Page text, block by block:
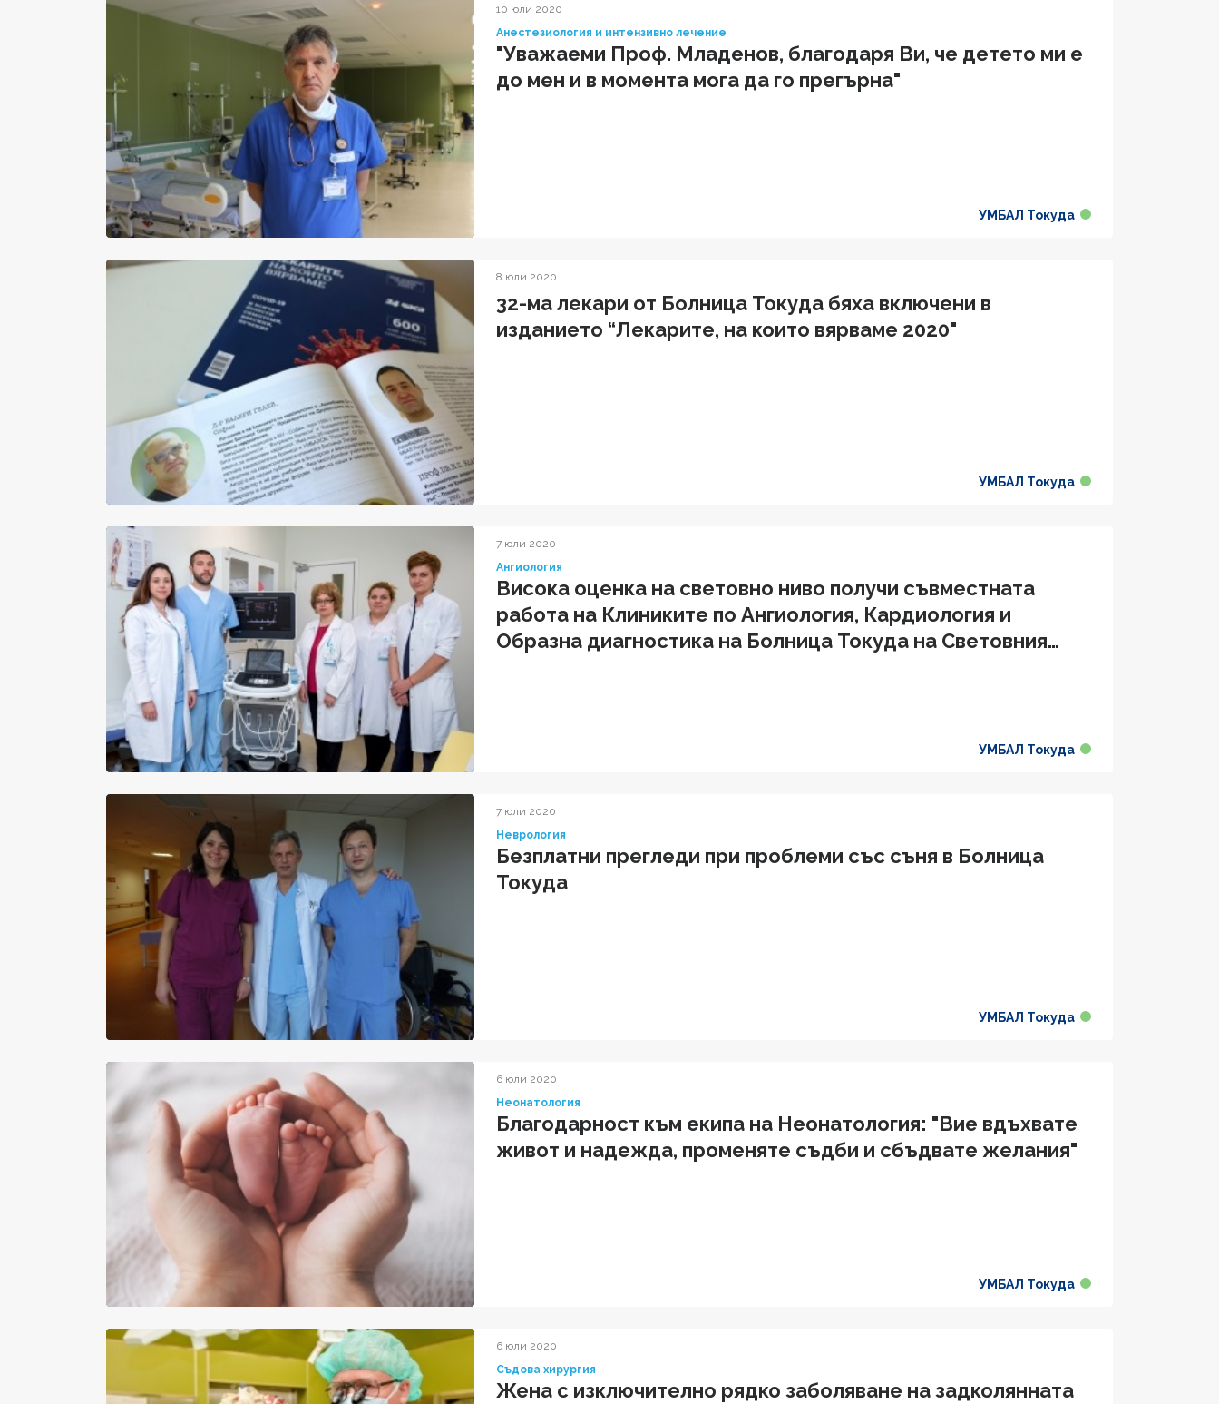
10 юли 2020
Анестезиология и интензивно лечение
"Уважаеми Проф. Младенов, благодаря Ви, че детето ми е
до мен и в момента мога да го прегърна"
УМБАЛ Токуда
8 юли 2020
32-ма лекари от Болница Токуда бяха включени в
изданието “Лекарите, на които вярваме 2020"
УМБАЛ Токуда
7 юли 2020
Ангиология
Висока оценка на световно ниво получи съвместната
работа на Клиниките по Ангиология, Кардиология и
Образна диагностика на Болница Токуда на Световния
УМБАЛ Токуда
7 юли 2020
Неврология
Безплатни прегледи при проблеми със съня в Болница
Токуда
УМБАЛ Токуда
6 юли 2020
Неонатология
Благодарност към екипа на Неонатология: "Вие вдъхвате
живот и надежда, променяте съдби и сбъдвате желания"
УМБАЛ Токуда
6 юли 2020
Съдова хирургия
Жена с изключително рядко заболяване на задколянната